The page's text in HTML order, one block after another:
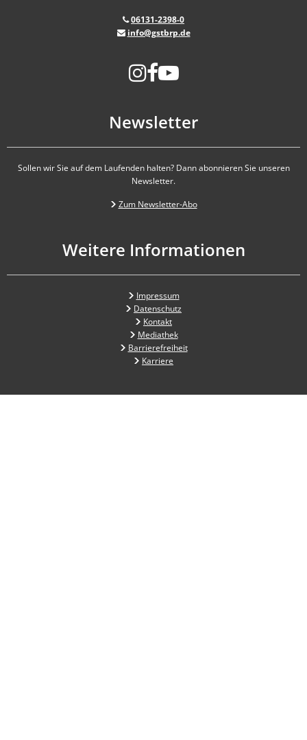
06131-2398-0
info@gstbrp.de
Newsletter
Sollen wir Sie auf dem Laufenden halten? Dann abonnieren Sie unseren
Newsletter.
Zum Newsletter-Abo
Weitere Informationen
Impressum
Datenschutz
Kontakt
Mediathek
Barrierefreiheit
Karriere